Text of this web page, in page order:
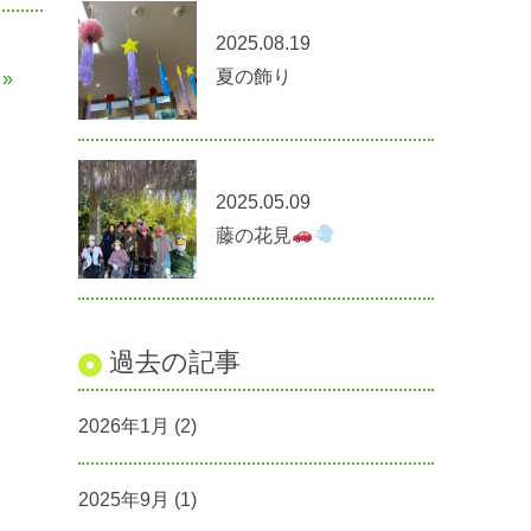
2025.08.19
夏の飾り
2025.05.09
藤の花見
過去の記事
2026年1月 (2)
2025年9月 (1)